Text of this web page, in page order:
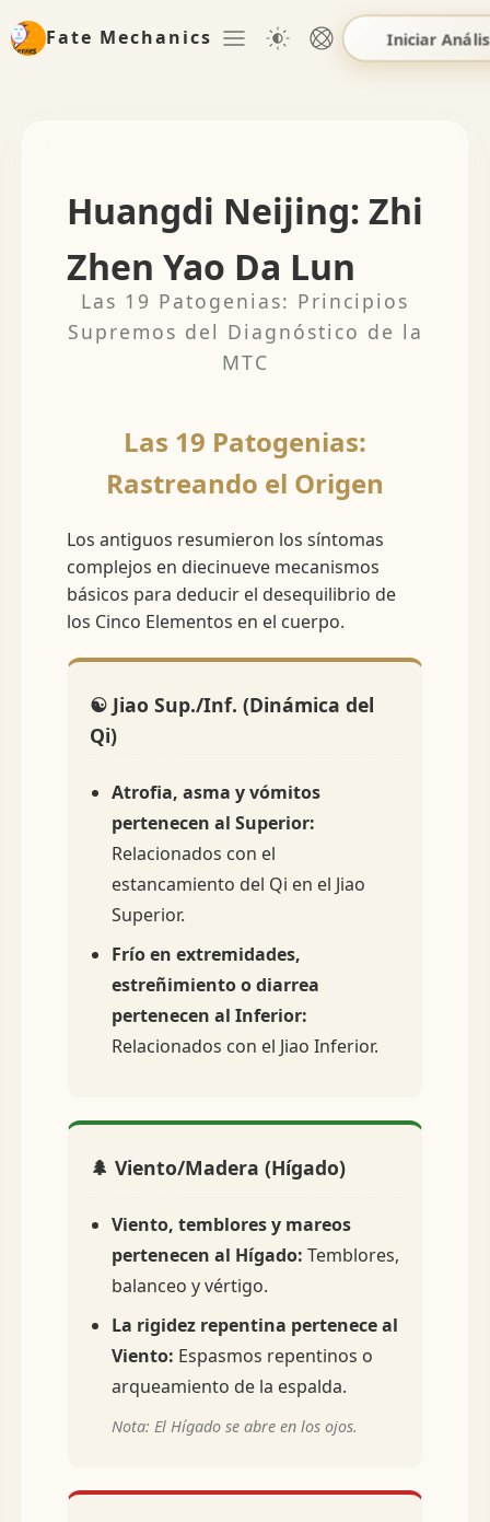
Fate Mechanics Iniciar
Huangdi Neijing: Zhi
Zhen Yao Da Lun
Las 19 Patogenias: Principios
Supremos del Diagnóstico de la
MTC
Las 19 Patogenias:
Rastreando el Origen
Los antiguos resumieron los síntomas
complejos en diecinueve mecanismos
básicos para deducir el desequilibrio de
los Cinco Elementos en el cuerpo.
☯️ Jiao Sup./Inf. (Dinámica del
Qi)
Atrofia, asma y vómitos
pertenecen al Superior:
Relacionados con el
estancamiento del Qi en el Jiao
Superior.
Frío en extremidades,
estreñimiento o diarrea
pertenecen al Inferior:
Relacionados con el Jiao Inferior.
🌲 Viento/Madera (Hígado)
Viento, temblores y mareos
pertenecen al Hígado: Temblores,
balanceo y vértigo.
La rigidez repentina pertenece al
Viento: Espasmos repentinos o
arqueamiento de la espalda.
Nota: El Hígado se abre en los ojos.